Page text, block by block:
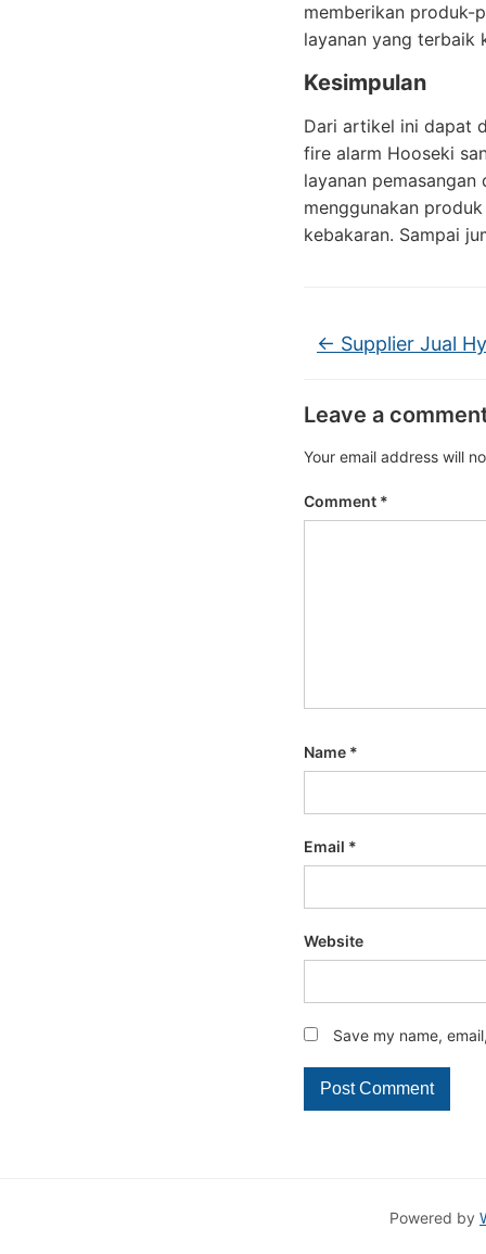
memberikan produk-
layanan yang terbaik
Kesimpulan
Dari artikel ini dapat
fire alarm Hooseki
layanan
menggunakan
kebakaran. Sampai
← Supplier Jual
Leave a
Your email address will
Comment *
Name *
Email *
Website
Save my name,
Powered by